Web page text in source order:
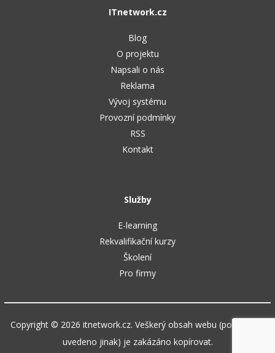
ITnetwork.cz
Blog
O projektu
Napsali o nás
Reklama
Vývoj systému
Provozní podmínky
RSS
Kontakt
Služby
E-learning
Rekvalifikační kurzy
Školení
Pro firmy
Copyright © 2026 itnetwork.cz. Veškerý obsah webu (pokud není
uvedeno jinak) je zakázáno kopírovat.